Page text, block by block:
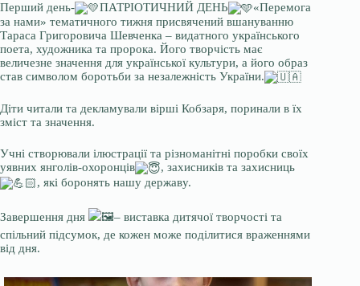
Перший день- ПАТРІОТИЧНИЙ ДЕНЬ
«Перемога
за нами» тематичного тижня присвячений вшануванню
Тараса Григоровича Шевченка – видатного українського
поета, художника та пророка. Його творчість має
величезне значення для української культури, а його образ
став символом боротьби за незалежність України.
Діти читали та декламували вірші Кобзаря, поринали в їх
зміст та значення.
Учні створювали ілюстрації та різноманітні поробки своїх
уявних янголів-охоронців
, захисників та захисниць
, які боронять нашу державу.
Завершення дня
– виставка дитячої творчості та
спільний підсумок, де кожен може поділитися враженнями
від дня.